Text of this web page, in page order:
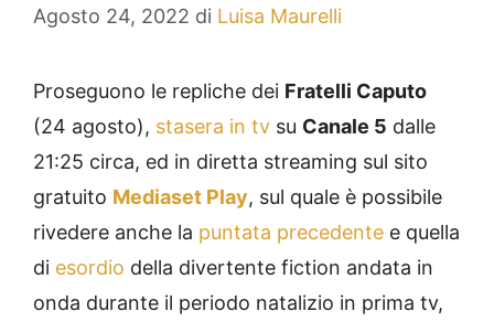
Agosto 24, 2022 di Luisa Maurelli
Proseguono le repliche dei Fratelli Caputo
(24 agosto), stasera in tv su Canale 5 dalle
21:25 circa, ed in diretta streaming sul sito
gratuito Mediaset Play, sul quale è possibile
rivedere anche la puntata precedente e quella
di esordio della divertente fiction andata in
onda durante il periodo natalizio in prima tv,